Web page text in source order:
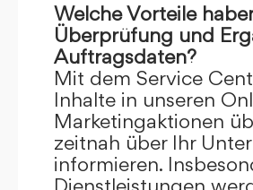
Welche Vorteile
Überprüfung und
Auftragsdaten?
Mit dem Service
Inhalte in unseren
Marketingaktionen
zeitnah über Ihr
informieren.
Dienstleistungen